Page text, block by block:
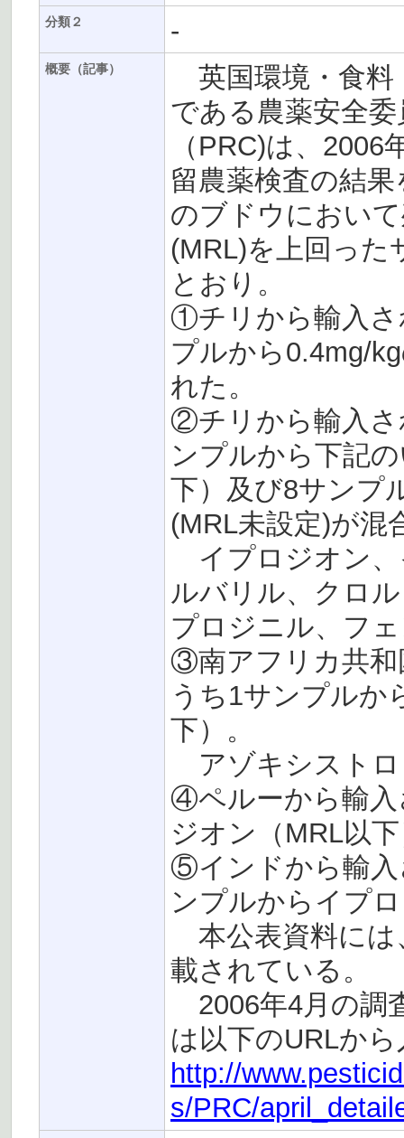
分類２ -
概要（記事）
英国環境・食料
である農薬安全
（PRC)は、
留農薬検査の結
のブドウにおい
(MRL)を上回った
とおり。
①チリから輸入さ
プルから0.4mg/
れた。
②チリから輸入さ
ンプルから下記
下）及び8サンプ
(MRL未設定)が混
イプロジオン、
ルバリル、クロ
プロジニル、フ
③南アフリカ共和
うち1サンプルか
下）。
アゾキシストロ
④ペルーから輸入
ジオン（MRL以
⑤インドから輸入
ンプルからイプ
本公表資料には
載されている。
2006年4月の調
は以下のURLか
http://
s/PRC/